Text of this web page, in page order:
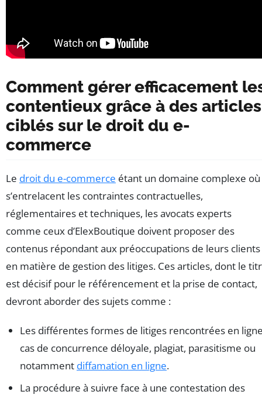
Comment gérer efficacement
contentieux grâce à des articles
ciblés sur le droit du e-
commerce
Le droit du e-commerce étant un domaine complexe où
s’entrelacent les contraintes contractuelles,
réglementaires et techniques, les avocats experts
comme ceux d’ElexBoutique doivent proposer des
contenus répondant aux préoccupations de leurs clients
en matière de gestion des litiges. Ces articles, dont le
est décisif pour le référencement et la prise de contact,
devront aborder des sujets comme :
Les différentes formes de litiges rencontrées en
cas de concurrence déloyale, plagiat, parasitisme ou
notamment diffamation en ligne.
La procédure à suivre face à une contestation des